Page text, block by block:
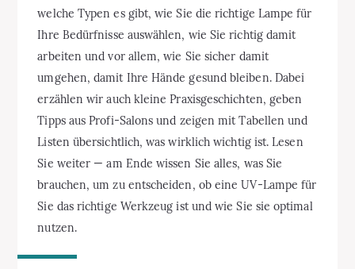
welche Typen es gibt, wie Sie die richtige Lampe für
Ihre Bedürfnisse auswählen, wie Sie richtig damit
arbeiten und vor allem, wie Sie sicher damit
umgehen, damit Ihre Hände gesund bleiben. Dabei
erzählen wir auch kleine Praxisgeschichten, geben
Tipps aus Profi-Salons und zeigen mit Tabellen und
Listen übersichtlich, was wirklich wichtig ist. Lesen
Sie weiter — am Ende wissen Sie alles, was Sie
brauchen, um zu entscheiden, ob eine UV-Lampe für
Sie das richtige Werkzeug ist und wie Sie sie optimal
nutzen.